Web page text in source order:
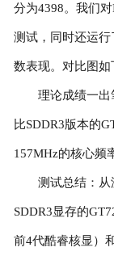
分为4398。我们
测试，同时还运
数表现。对比图如
理论成绩一出笔
比SDDR3版本的
157MHz的核心频
测试总结：从游
SDDR3显存的
前4代酷睿核显）